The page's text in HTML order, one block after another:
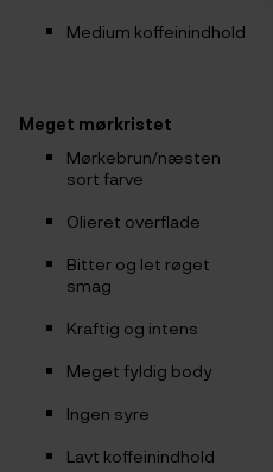
Medium koffeinindhold
Meget mørkristet
Mørkebrun/næsten
sort farve
Olieret overflade
Bitter og let røget
smag
Kraftig og intens
Meget fyldig body
Ingen syre
Lavt koffeinindhold